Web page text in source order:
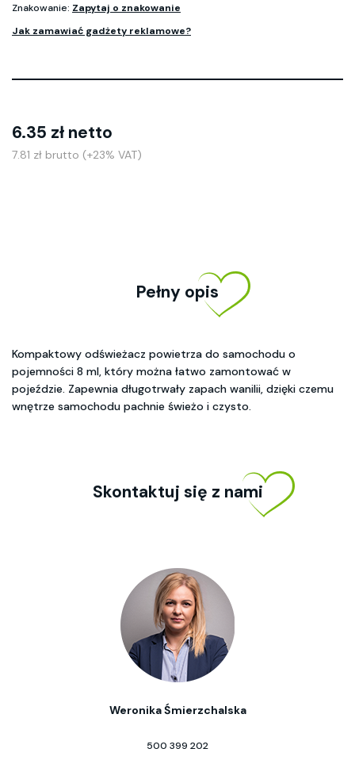
Znakowanie: Zapytaj o znakowanie
Jak zamawiać gadżety reklamowe?
6.35 zł netto
7.81 zł brutto (+23% VAT)
Pełny opis
Kompaktowy odświeżacz powietrza do samochodu o
pojemności 8 ml, który można łatwo zamontować w
pojeździe. Zapewnia długotrwały zapach wanilii, dzięki czemu
wnętrze samochodu pachnie świeżo i czysto.
Skontaktuj się z nami
Weronika Śmierzchalska
500 399 202